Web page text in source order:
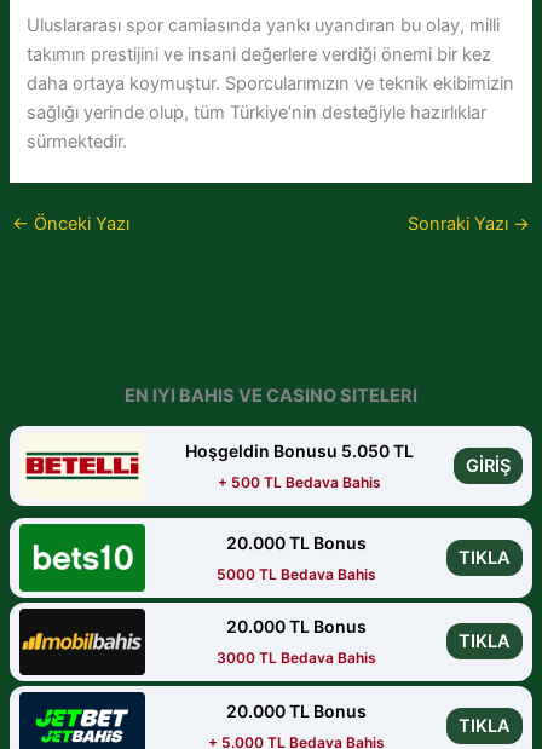
EN IYI BAHIS VE CASINO SITELERI
Hoşgeldin Bonusu 5.050 TL
+ 500 TL Bedava Bahis
GİRİŞ
20.000 TL Bonus
5000 TL Bedava Bahis
TIKLA
20.000 TL Bonus
3000 TL Bedava Bahis
TIKLA
20.000 TL Bonus
+ 5.000 TL Bedava Bahis
TIKLA
Uluslararası spor camiasında yankı uyandıran bu olay, milli
takımın prestijini ve insani değerlere verdiği önemi bir kez
daha ortaya koymuştur. Sporcularımızın ve teknik ekibimizin
sağlığı yerinde olup, tüm Türkiye’nin desteğiyle hazırlıklar
sürmektedir.
← Önceki Yazı Sonraki Yazı →